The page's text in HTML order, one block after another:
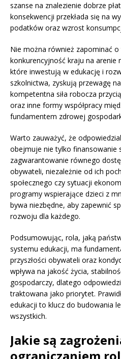
szanse na znalezienie dobrze
konsekwencji przekłada się na
podatków oraz wzrost
Nie można również zapominać o
konkurencyjność kraju na arenie
które inwestują w edukację i
szkolnictwa, zyskują przewagę
kompetentna siła robocza
oraz inne formy współpracy
fundamentem zdrowej
Warto zauważyć, że
obejmuje nie tylko finansowanie
zagwarantowanie równego
obywateli, niezależnie od ich
społecznego czy sytuacji
programy wspierające dzieci z
bywa niezbędne, aby zapewnić
rozwoju dla każdego.
Podsumowując, rola, jaką
systemu edukacji, ma
przyszłości obywateli oraz
wpływa na jakość życia,
gospodarczy, dlatego
traktowana jako priorytet.
edukacji to klucz do budowania
wszystkich.
Jakie są